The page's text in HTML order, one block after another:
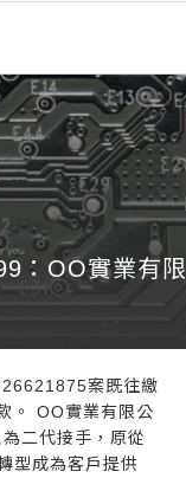
：OO實業有限
案既往繳
。 OO實業有限公
二代接手，原從
型成為客戶提供